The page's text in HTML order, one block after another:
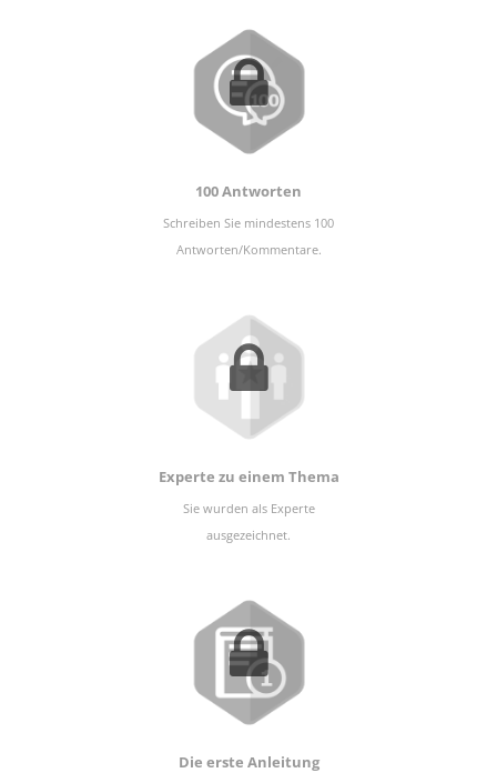
100 Antworten
Schreiben Sie mindestens 100
Antworten/Kommentare.
Experte zu einem Thema
Sie wurden als Experte
ausgezeichnet.
Die erste Anleitung